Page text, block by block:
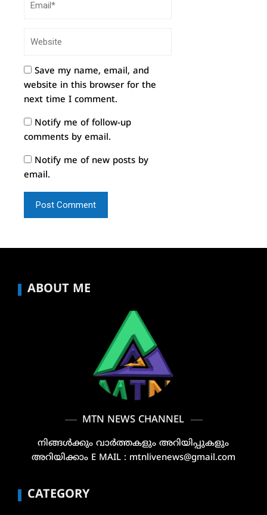
Save my name, email, and
website in this browser for the
next time I comment.
Notify me of follow-up
comments by email.
Notify me of new posts by
email.
ABOUT ME
MTN NEWS CHANNEL
നിങ്ങൾക്കും വാർത്തകളും അറിയിപ്പുകളും
അറിയിക്കാം E MAIL : mtnlivenews@gmail.com
CATEGORY